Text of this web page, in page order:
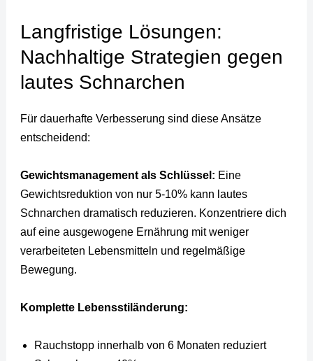
Langfristige Lösungen:
Nachhaltige Strategien gegen
lautes Schnarchen
Für dauerhafte Verbesserung sind diese Ansätze
entscheidend:
Gewichtsmanagement als Schlüssel: Eine
Gewichtsreduktion von nur 5-10% kann lautes
Schnarchen dramatisch reduzieren. Konzentriere dich
auf eine ausgewogene Ernährung mit weniger
verarbeiteten Lebensmitteln und regelmäßige
Bewegung.
Komplette Lebensstiländerung:
Rauchstopp innerhalb von 6 Monaten reduziert